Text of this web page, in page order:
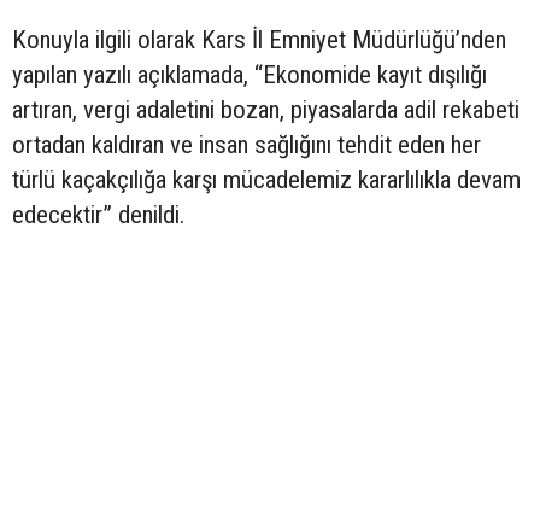
Konuyla ilgili olarak Kars İl Emniyet Müdürlüğü’nden
yapılan yazılı açıklamada, “Ekonomide kayıt dışılığı
artıran, vergi adaletini bozan, piyasalarda adil rekabeti
ortadan kaldıran ve insan sağlığını tehdit eden her
türlü kaçakçılığa karşı mücadelemiz kararlılıkla devam
edecektir” denildi.